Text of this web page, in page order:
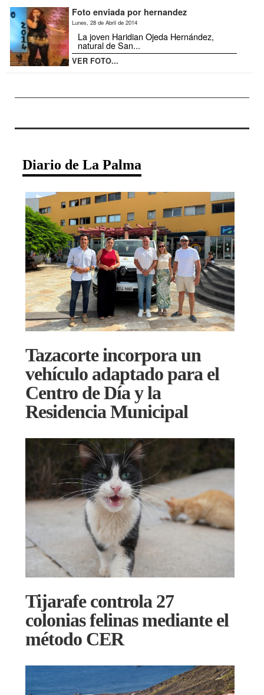
Foto enviada por hernandez
Lunes, 28 de Abril de 2014
La joven Haridian Ojeda Hernández,
natural de San...
VER FOTO...
Diario de La Palma
Tazacorte incorpora un
vehículo adaptado para el
Centro de Día y la
Residencia Municipal
Tijarafe controla 27
colonias felinas mediante el
método CER